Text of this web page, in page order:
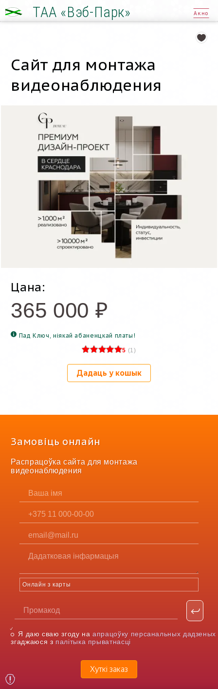
ТАА «Вэб-Парк» Акно
Замовіць онлайн
Распрацоўка сайта для монтажа
видеонаблюдения
Онлайн з карты
Я даю сваю згоду наапрацоўку персанальных дадзеных
згаджаюся з палітыка прыватнасці
Хуткі заказ
Сайт для монтажа
видеонаблюдения
Цана:
365 000 ₽
Пад Ключ, ніякай абаненцкай платы!
5 (1)
Дадаць у кошык